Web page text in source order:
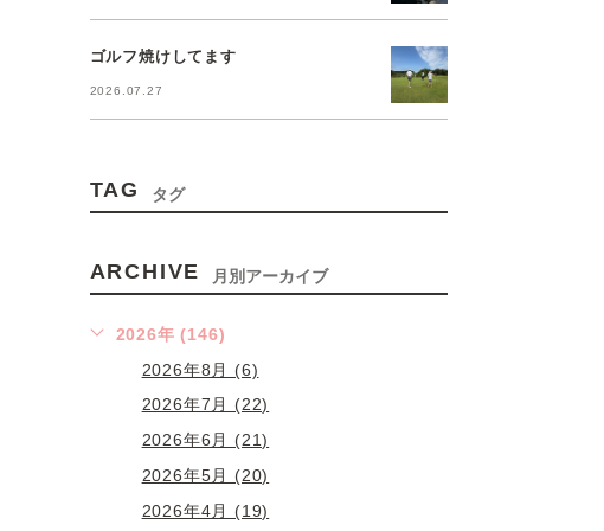
ゴルフ焼けしてます
2026.07.27
TAG タグ
ARCHIVE 月別アーカイブ
2026年 (146)
2026年8月 (6)
2026年7月 (22)
2026年6月 (21)
2026年5月 (20)
2026年4月 (19)